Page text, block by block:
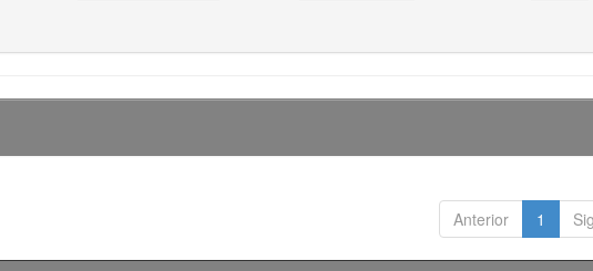
Anterior 1